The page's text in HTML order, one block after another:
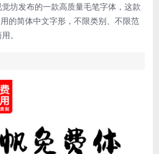
坊发布的一款高质量毛笔字体，这款
的简体中文字形，不限类别、不限范
。